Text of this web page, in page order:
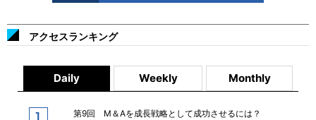
アクセスランキング
Daily Weekly Monthly
第9回 M＆Aを成長戦略として成功させるには？